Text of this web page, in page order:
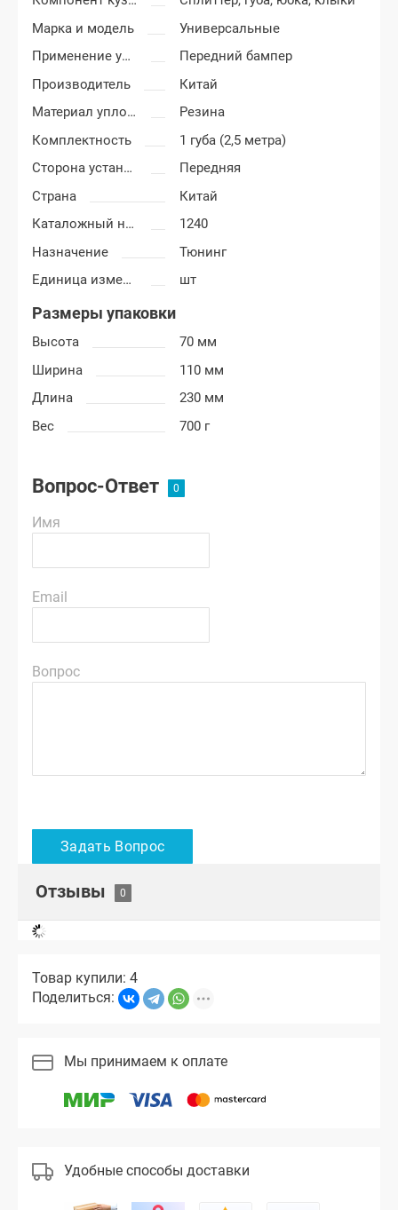
Марка и модель
Универсальные
Применение уплотнителя
Передний бампер
Производитель
Китай
Материал уплотнителя
Резина
Комплектность
1 губа (2,5 метра)
Сторона установки
Передняя
Страна
Китай
Каталожный номер
1240
Назначение
Тюнинг
Единица измерения
шт
Размеры упаковки
Высота
70 мм
Ширина
110 мм
Длина
230 мм
Вес
700 г
Вопрос-Ответ
Имя
Email
Вопрос
Отзывы
Товар купили: 4
Поделиться:
Мы принимаем к оплате
Удобные способы доставки